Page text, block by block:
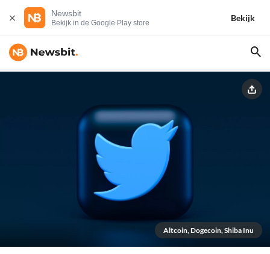
Newsbit
Bekijk in de Google Play store
Bekijk
Altcoin, Dogecoin, Shiba Inu